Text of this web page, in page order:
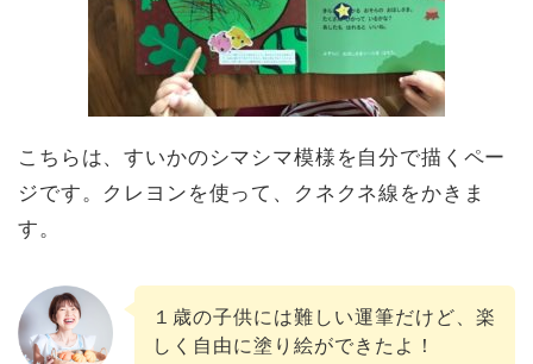
こちらは、すいかのシマシマ模様を自分で描くペー
ジです。クレヨンを使って、クネクネ線をかきま
す。
１歳の子供には難しい運筆だけど、楽
しく自由に塗り絵ができたよ！